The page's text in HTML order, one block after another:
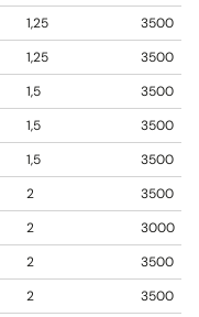
1,25
3500
1,25
3500
1,5
3500
1,5
3500
1,5
3500
2
3500
2
3000
2
3500
2
3500